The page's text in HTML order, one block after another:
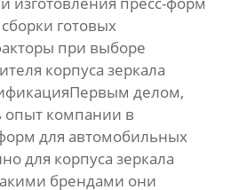
готовых
при выборе
корпуса зеркала
делом,
опыт компании в
для автомобильных
для корпуса зеркала
брендами они